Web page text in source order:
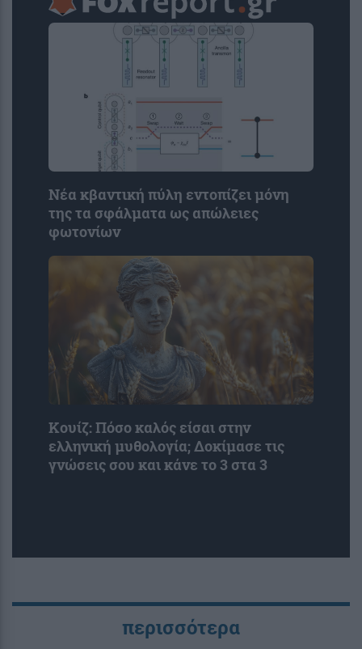
Νέα κβαντική πύλη εντοπίζει μόνη
της τα σφάλματα ως απώλειες
φωτονίων
Κουίζ: Πόσο καλός είσαι στην
ελληνική μυθολογία; Δοκίμασε τις
γνώσεις σου και κάνε το 3 στα 3
περισσότερα